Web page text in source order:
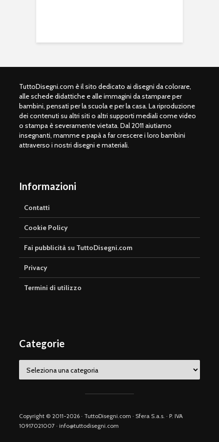
TuttoDisegni.com è il sito dedicato ai disegni da colorare,
alle schede didattiche e alle immagini da stampare per
bambini, pensati per la scuola e per la casa. La riproduzione
dei contenuti su altri siti o altri supporti mediali come video
o stampa è severamente vietata. Dal 2011 aiutiamo
insegnanti, mamme e papà a far crescere i loro bambini
attraverso i nostri disegni e materiali.
Informazioni
Contatti
Cookie Policy
Fai pubblicità su TuttoDisegni.com
Privacy
Termini di utilizzo
Categorie
Copyright © 2011-2026 · TuttoDisegni.com · Sfera S.a.s. · P. IVA
10917021007 · info@tuttodisegni.com